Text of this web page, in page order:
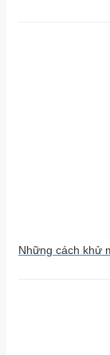
Những cách khử